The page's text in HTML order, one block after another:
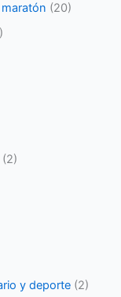
(20)
(2)
y deporte (2)